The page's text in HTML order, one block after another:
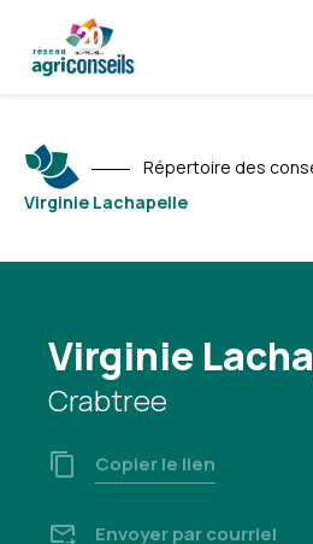
Répertoire des
Virginie Lachapelle
Virginie
Crabtree
Copier le lien
Envoyer par courriel